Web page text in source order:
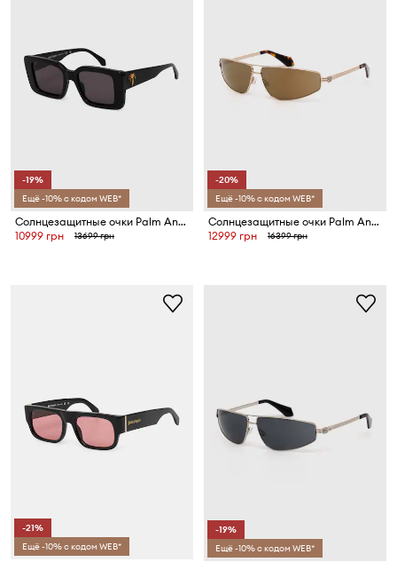
-19%
Ещё -10% с кодом WEB*
Солнцезащитные очки Palm Angels
10999 грн
13699 грн
-20%
Ещё -10% с кодом WEB*
Солнцезащитные очки Palm Angels
12999 грн
16399 грн
-21%
Ещё -10% с кодом WEB*
-19%
Ещё -10% с кодом WEB*